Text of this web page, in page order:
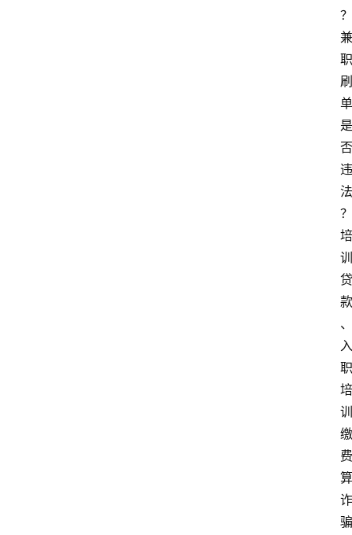
？
兼
职
刷
单
是
否
违
法
？
培
训
贷
款
、
入
职
培
训
缴
费
算
诈
骗